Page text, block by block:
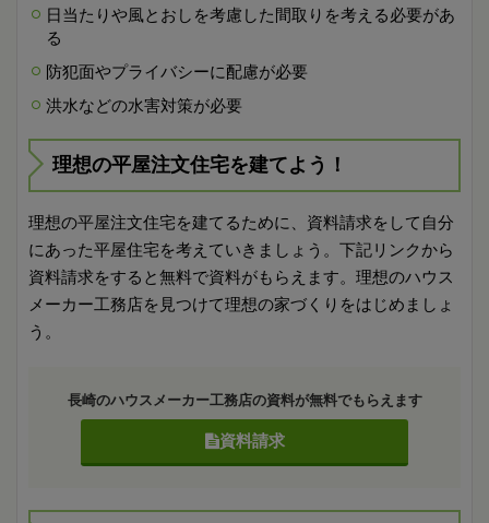
日当たりや風とおしを考慮した間取りを考える必要があ
る
防犯面やプライバシーに配慮が必要
洪水などの水害対策が必要
理想の平屋注文住宅を建てよう！
理想の平屋注文住宅を建てるために、資料請求をして自分
にあった平屋住宅を考えていきましょう。下記リンクから
資料請求をすると無料で資料がもらえます。理想のハウス
メーカー工務店を見つけて理想の家づくりをはじめましょ
う。
長崎のハウスメーカー工務店の資料が無料でもらえます
資料請求